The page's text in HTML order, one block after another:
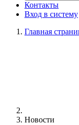
Контакты
Вход в систему
Главная
Новости